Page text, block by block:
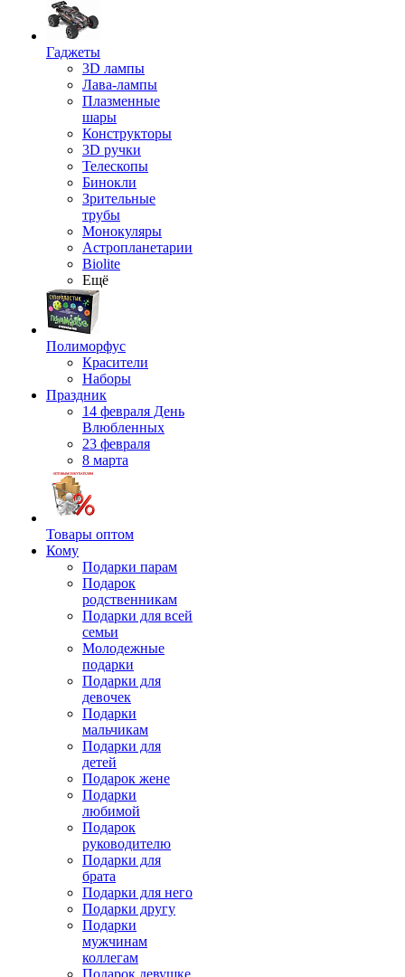
Гаджеты
3D лампы
Лава-лампы
Плазменные
шары
Конструкторы
3D ручки
Телескопы
Бинокли
Зрительные
трубы
Монокуляры
Астропланетарии
Biolite
Ещё
Полиморфус
Красители
Наборы
Праздник
14 февраля День
Влюбленных
23 февраля
8 марта
Товары оптом
Кому
Подарки парам
Подарок
родственникам
Подарки для всей
семьи
Молодежные
подарки
Подарки для
девочек
Подарки
мальчикам
Подарки для
детей
Подарок жене
Подарки
любимой
Подарок
руководителю
Подарки для
брата
Подарки для него
Подарки другу
Подарки
мужчинам
коллегам
Подарок девушке